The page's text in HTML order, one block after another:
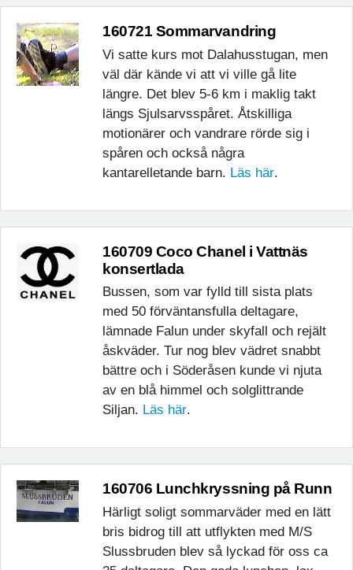
160721 Sommarvandring
Vi satte kurs mot Dalahusstugan, men
väl där kände vi att vi ville gå lite
längre. Det blev 5-6 km i maklig takt
längs Sjulsarvsspåret. Åtskilliga
motionärer och vandrare rörde sig i
spåren och också några
kantarelletande barn. Läs här.
160709 Coco Chanel i Vattnäs
konsertlada
Bussen, som var fylld till sista plats
med 50 förväntansfulla deltagare,
lämnade Falun under skyfall och rejält
åskväder. Tur nog blev vädret snabbt
bättre och i Söderåsen kunde vi njuta
av en blå himmel och solglittrande
Siljan. Läs här.
160706 Lunchkryssning på Runn
Härligt soligt sommarväder med en lätt
bris bidrog till att utflykten med M/S
Slussbruden blev så lyckad för oss ca